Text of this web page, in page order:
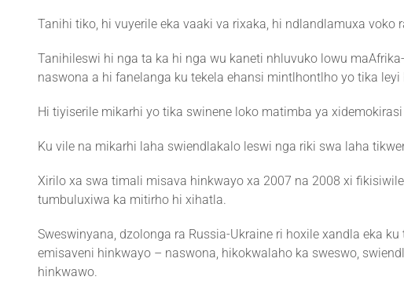
Tanihi tiko, hi vuyerile eka vaaki va rixaka, hi ndlandlamuxa
Tanihileswi hi nga ta ka hi nga wu kaneti nhluvuko lowu
naswona a hi fanelanga ku tekela ehansi mintlhontlho yo tika
Hi tiyiserile mikarhi yo tika swinene loko matimba ya
Ku vile na mikarhi laha swiendlakalo leswi nga riki swa laha
Xirilo xa swa timali misava hinkwayo xa 2007 na 2008 xi
tumbuluxiwa ka mitirho hi xihatla.
Sweswinyana, dzolonga ra Russia-Ukraine ri hoxile xandla eka
emisaveni hinkwayo – naswona, hikokwalaho ka sweswo,
hinkwawo.